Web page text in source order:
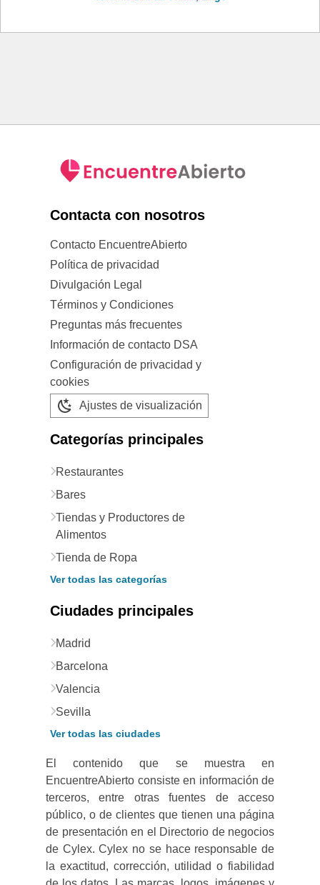
Contacta con nosotros
Contacto EncuentreAbierto
Política de privacidad
Divulgación Legal
Términos y Condiciones
Preguntas más frecuentes
Información de contacto DSA
Configuración de privacidad y
cookies
Ajustes de visualización
Categorías principales
Restaurantes
Bares
Tiendas y Productores de
Alimentos
Tienda de Ropa
Ver todas las categorías
Ciudades principales
Madrid
Barcelona
Valencia
Sevilla
Ver todas las ciudades
El contenido que se muestra en
EncuentreAbierto consiste en información de
terceros, entre otras fuentes de acceso
público, o de clientes que tienen una página
de presentación en el Directorio de negocios
de Cylex. Cylex no se hace responsable de
la exactitud, corrección, utilidad o fiabilidad